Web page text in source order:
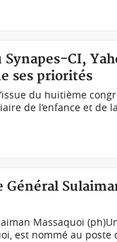
CI,
ses priorités
du huitième
de l’enfance et de la
Massaquoi
est nommé au